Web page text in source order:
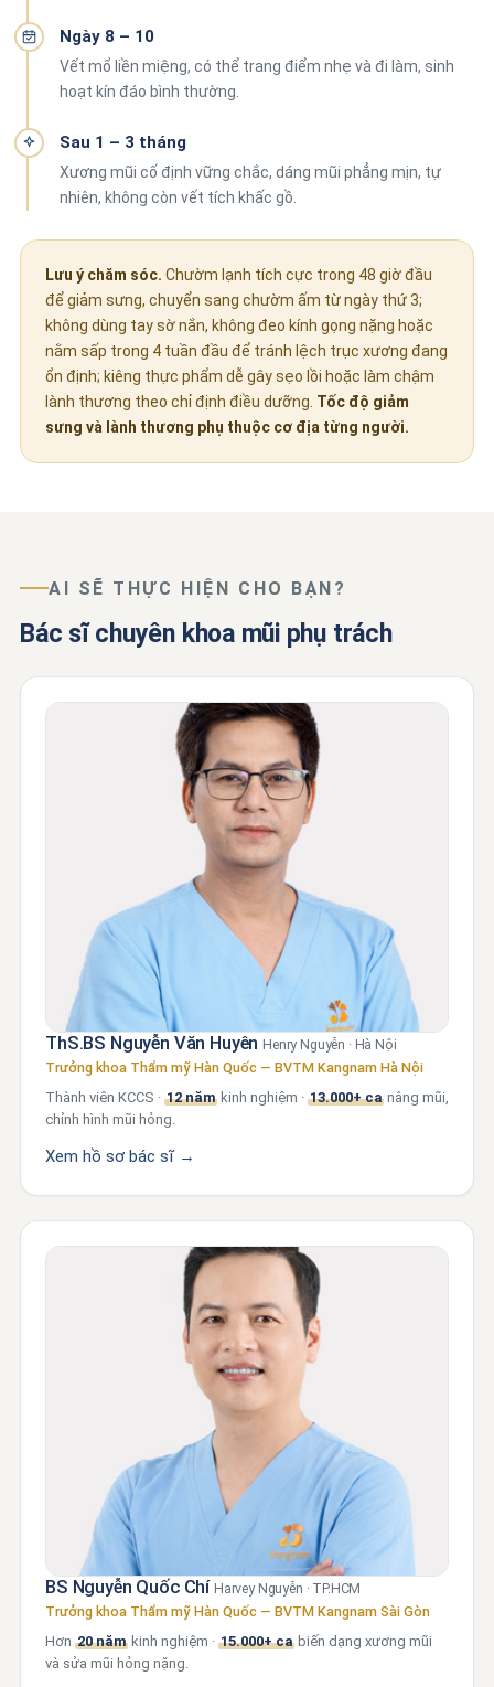
Ngày 8 – 10
Vết mổ liền miệng, có thể trang điểm nhẹ và đi làm, sinh
hoạt kín đáo bình thường.
Sau 1 – 3 tháng
Xương mũi cố định vững chắc, dáng mũi phẳng mịn, tự
nhiên, không còn vết tích khấc gồ.
Lưu ý chăm sóc. Chườm lạnh tích cực trong 48 giờ đầu
để giảm sưng, chuyển sang chườm ấm từ ngày thứ 3;
không dùng tay sờ nắn, không đeo kính gọng nặng hoặc
nằm sấp trong 4 tuần đầu để tránh lệch trục xương đang
ổn định; kiêng thực phẩm dễ gây sẹo lồi hoặc làm chậm
lành thương theo chỉ định điều dưỡng. Tốc độ giảm
sưng và lành thương phụ thuộc cơ địa từng người.
AI SẼ THỰC HIỆN CHO BẠN?
Bác sĩ chuyên khoa mũi phụ trách
ThS.BS Nguyễn Văn HuyênHenry Nguyễn · Hà Nội
Trưởng khoa Thẩm mỹ Hàn Quốc — BVTM Kangnam Hà Nội
Thành viên KCCS · 12 năm kinh nghiệm · 13.000+ ca nâng mũi,
chỉnh hình mũi hỏng.
Xem hồ sơ bác sĩ →
BS Nguyễn Quốc Chí Harvey Nguyễn · TP.HCM
Trưởng khoa Thẩm mỹ Hàn Quốc — BVTM Kangnam Sài Gòn
Hơn 20 năm kinh nghiệm · 15.000+ ca biến dạng xương mũi
và sửa mũi hỏng nặng.